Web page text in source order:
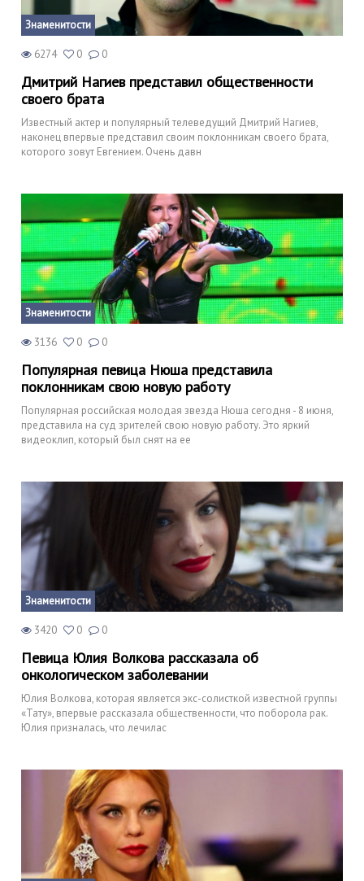
Знаменитости
6274 0 0
Дмитрий Нагиев представил общественности
своего брата
Известный актер и популярный телеведущий Дмитрий Нагиев,
наконец впервые представил своим поклонникам своего брата,
которого зовут Евгением. Очень давн
Знаменитости
3136 0 0
Популярная певица Нюша представила
поклонникам свою новую работу
Популярная российская молодая звезда Нюша сегодня - 8 июня,
представила на суд зрителей свою новую работу. Это яркий
видеоклип, который был снят на ее
Знаменитости
3420 0 0
Певица Юлия Волкова рассказала об
онкологическом заболевании
Юлия Волкова, которая является экс-солисткой известной группы
«Тату», впервые рассказала общественности, что поборола рак.
Юлия призналась, что лечилас